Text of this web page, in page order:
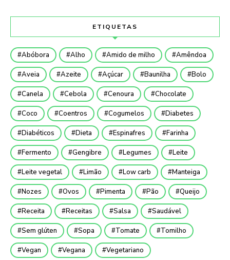
ETIQUETAS
Abóbora Alho Amido de milho Amêndoa
Aveia Azeite Açúcar Baunilha Bolo
Canela Cebola Cenoura Chocolate
Coco Coentros Cogumelos Diabetes
Diabéticos Dieta Espinafres Farinha
Fermento Gengibre Legumes Leite
Leite vegetal Limão Low carb Manteiga
Nozes Ovos Pimenta Pão Queijo
Receita Receitas Salsa Saudável
Sem glúten Sopa Tomate Tomilho
Vegan Vegana Vegetariano